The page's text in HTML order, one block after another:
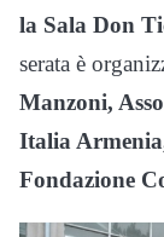
la Sala Don
serata è
Manzoni,
Italia
Fondazione